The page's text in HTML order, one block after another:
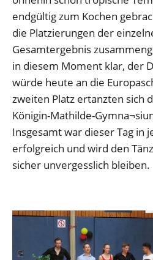
endgültig zum Kochen
die Platzierungen der
Gesamtergebnis
in diesem Moment klar, der
würde heute an die
zweiten Platz ertanzten sich
Königin-Mathilde-
Insgesamt war dieser Tag in
erfolgreich und wird den
sicher unvergesslich bleiben.